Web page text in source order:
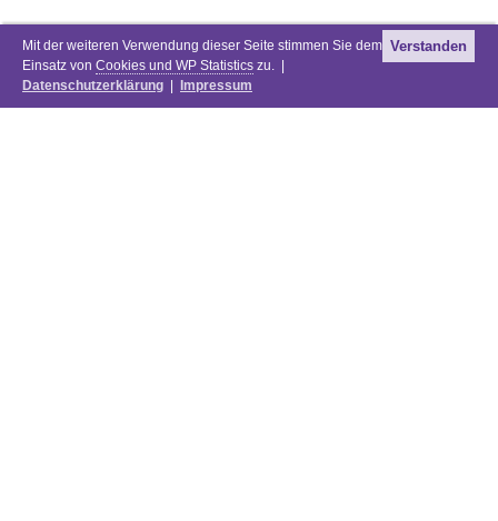
Mit der weiteren Verwendung dieser Seite stimmen Sie dem
Einsatz von Cookies und WP Statistics zu. |
Datenschutzerklärung
Impressum
Verstanden